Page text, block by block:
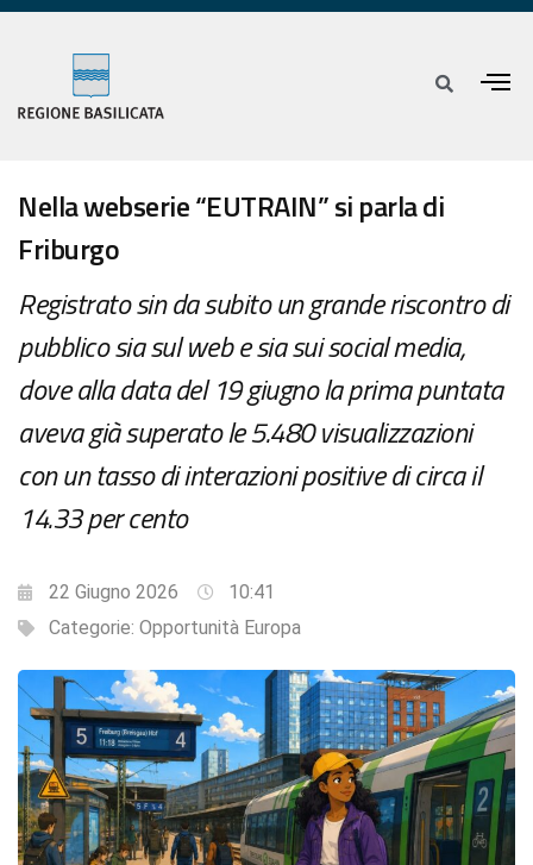
Nella webserie “EUTRAIN” si parla di
Friburgo
Registrato sin da subito un grande riscontro di
pubblico sia sul web e sia sui social media,
dove alla data del 19 giugno la prima puntata
aveva già superato le 5.480 visualizzazioni
con un tasso di interazioni positive di circa il
14.33 per cento
22 Giugno 2026
10:41
Categorie: Opportunità Europa